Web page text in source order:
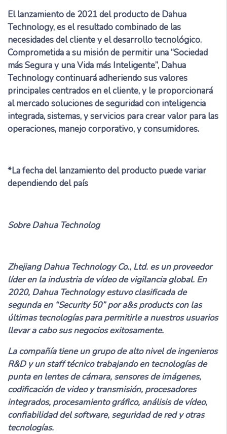
El lanzamiento de 2021 del producto de Dahua
Technology, es el resultado combinado de las
necesidades del cliente y el desarrollo tecnológico.
Comprometida a su misión de permitir una “Sociedad
más Segura y una Vida más Inteligente”, Dahua
Technology continuará adheriendo sus valores
principales centrados en el cliente, y le proporcionará
al mercado soluciones de seguridad con inteligencia
integrada, sistemas, y servicios para crear valor para las
operaciones, manejo corporativo, y consumidores.
*La fecha del lanzamiento del producto puede variar
dependiendo del país
Sobre Dahua Technolog
Zhejiang Dahua Technology Co., Ltd. es un proveedor
líder en la industria de vídeo de vigilancia global. En
2020, Dahua Technology estuvo clasificada de
segunda en “Security 50” por a&s products con las
últimas tecnologías para permitirle a nuestros usuarios
llevar a cabo sus negocios exitosamente.
La compañía tiene un grupo de alto nivel de ingenieros
R&D y un staff técnico trabajando en tecnologías de
punta en lentes de cámara, sensores de imágenes,
codificación de video y transmisión, procesadores
integrados, procesamiento gráfico, análisis de vídeo,
confiabilidad del software, seguridad de red y otras
tecnologías.